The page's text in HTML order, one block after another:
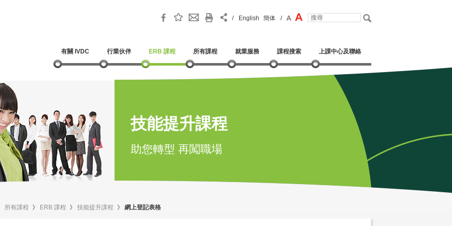
/ English 簡体 /
有關 IVDC 行業伙伴 ERB 課程 所有課程 就業服務 課程搜索 上課中心及聯絡
技能提升課程
助您轉型 再闖職場
所有課程 》 ERB 課程 》 技能提升課程 》 網上登記表格